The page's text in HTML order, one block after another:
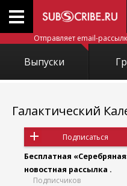
Отправляет email-
Выпуски
Галактический
Подписаться
Бесплатная
новостная рассылка .
Подписчиков